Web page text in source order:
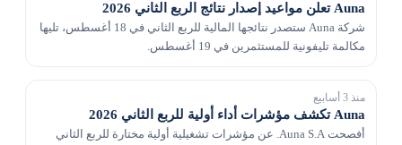
Auna تعلن مواعيد إصدار نتائج الربع الثاني 2026
شركة Auna ستصدر نتائجها المالية للربع الثاني في 18 أغسطس، تليها
مكالمة تليفونية للمستثمرين في 19 أغسطس.
منذ 3 أسابيع
Auna تكشف مؤشرات أداء أولية للربع الثاني 2026
أفصحت Auna S.A. عن مؤشرات تشغيلية أولية مختارة للربع الثاني